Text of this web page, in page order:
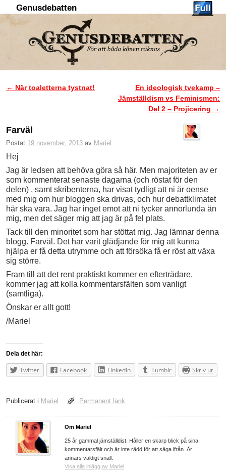
Genusdebatten
Inläggsnavigering
← När toaletterna tystnat!
En ideologisk tvekamp –
Jämställdism vs Feminismen:
Del 2 – Projicering →
Farväl
Postat 19 november, 2013 av Mariel
Hej
Jag är ledsen att behöva göra så här. Men majoriteten av er
som kommenterat senaste dagarna (och röstat för den
delen) , samt skribenterna, har visat tydligt att ni är oense
med mig om hur bloggen ska drivas, och hur debattklimatet
här ska vara. Jag har inget emot att ni tycker annorlunda än
mig, men det säger mig att jag är på fel plats.
Tack till den minoritet som har stöttat mig. Jag lämnar denna
blogg. Farväl. Det har varit glädjande för mig att kunna
hjälpa er få detta utrymme och att försöka få er röst att växa
sig större.
Fram till att det rent praktiskt kommer en efterträdare,
kommer jag att kolla kommentarsfälten som vanligt
(samtliga).
Önskar er allt gott!
/Mariel
Dela det här:
Twitter Facebook LinkedIn Tumblr Skriv ut
Publicerat i Mariel Permanent länk
Om Mariel
25 år gammal jämställdist. Håller en skarp blick på sina
kommentarsfält och är inte rädd för att säga ifrån. Är
annars väldigt snäll.
Visa alla inlägg av Mariel